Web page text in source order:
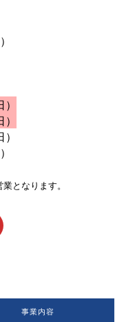
となります。
事業内容